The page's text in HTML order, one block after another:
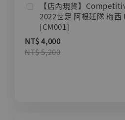
【店內現貨】
2022世足 阿根廷隊 梅
[CM001]
NT$ 4,000
NT$ 5,200